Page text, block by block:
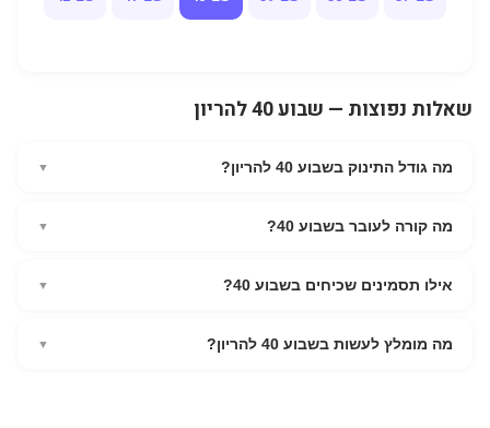
שאלות נפוצות — שבוע 40 להריון
מה גודל התינוק בשבוע 40 להריון? ▼
משקל משוער: 3.5 ק"ג.
מה קורה לעובר בשבוע 40? ▼
בתאריך זה התינוק כבר בגודל מלא ומוכן לנשימה הראשונה הוא
אילו תסמינים שכיחים בשבוע 40? ▼
בשבוע לחץ עצום על האגן וקושי משמעותי בניידות
מה מומלץ לעשות בשבוע 40 להריון? ▼